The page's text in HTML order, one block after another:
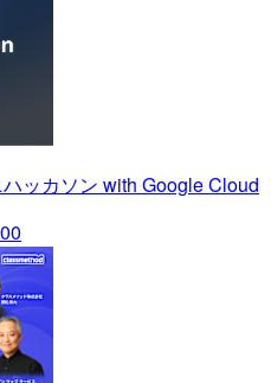
ッカソン with Google Cloud